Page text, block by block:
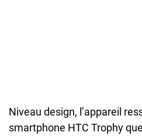
Niveau design, l’appareil
smartphone HTC Trophy